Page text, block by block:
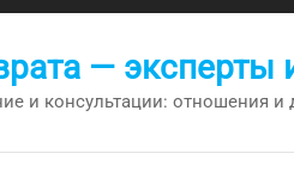
— эксперты
и консультации: отношения и